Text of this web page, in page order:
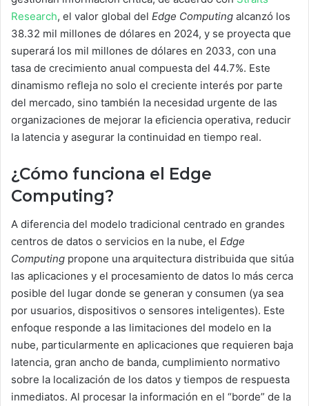
Research, el valor global del Edge Computing alcanzó los
38.32 mil millones de dólares en 2024, y se proyecta que
superará los mil millones de dólares en 2033, con una
tasa de crecimiento anual compuesta del 44.7%. Este
dinamismo refleja no solo el creciente interés por parte
del mercado, sino también la necesidad urgente de las
organizaciones de mejorar la eficiencia operativa, reducir
la latencia y asegurar la continuidad en tiempo real.
¿Cómo funciona el Edge
Computing?
A diferencia del modelo tradicional centrado en grandes
centros de datos o servicios en la nube, el Edge
Computing propone una arquitectura distribuida que sitúa
las aplicaciones y el procesamiento de datos lo más cerca
posible del lugar donde se generan y consumen (ya sea
por usuarios, dispositivos o sensores inteligentes). Este
enfoque responde a las limitaciones del modelo en la
nube, particularmente en aplicaciones que requieren baja
latencia, gran ancho de banda, cumplimiento normativo
sobre la localización de los datos y tiempos de respuesta
inmediatos. Al procesar la información en el “borde” de la